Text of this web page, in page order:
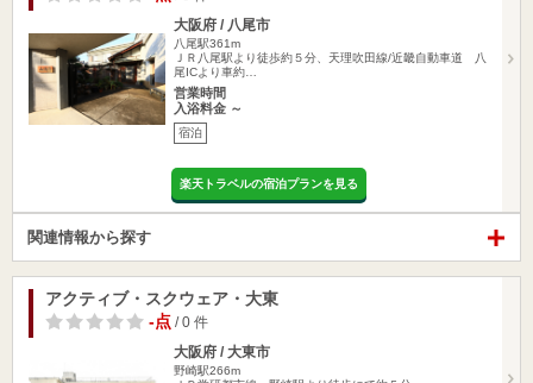
大阪府 / 八尾市
八尾駅361m
ＪＲ八尾駅より徒歩約５分、天理吹田線/近畿自動車道 八
尾ICより車約…
営業時間
入浴料金 ～
宿泊
楽天トラベルの宿泊プランを見る
関連情報から探す
アクティブ・スクウェア・大東
-点 / 0 件
大阪府 / 大東市
野崎駅266m